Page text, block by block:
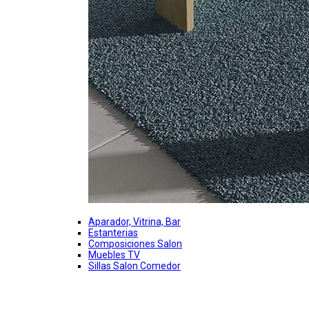
Aparador, Vitrina, Bar
Estanterias
Composiciones Salon
Muebles TV
Sillas Salon Comedor